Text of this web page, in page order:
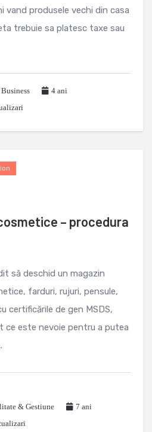
vand produsele vechi din casa
trebuie sa platesc taxe sau
4 ani
– procedura
să deschid un magazin
farduri, rujuri, pensule,
certificările de gen MSDS,
ce este nevoie pentru a putea
& Gestiune
7 ani